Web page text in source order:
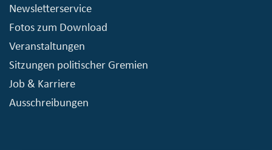
Newsletterservice
Fotos zum Download
Veranstaltungen
Sitzungen politischer Gremien
Job & Karriere
Ausschreibungen